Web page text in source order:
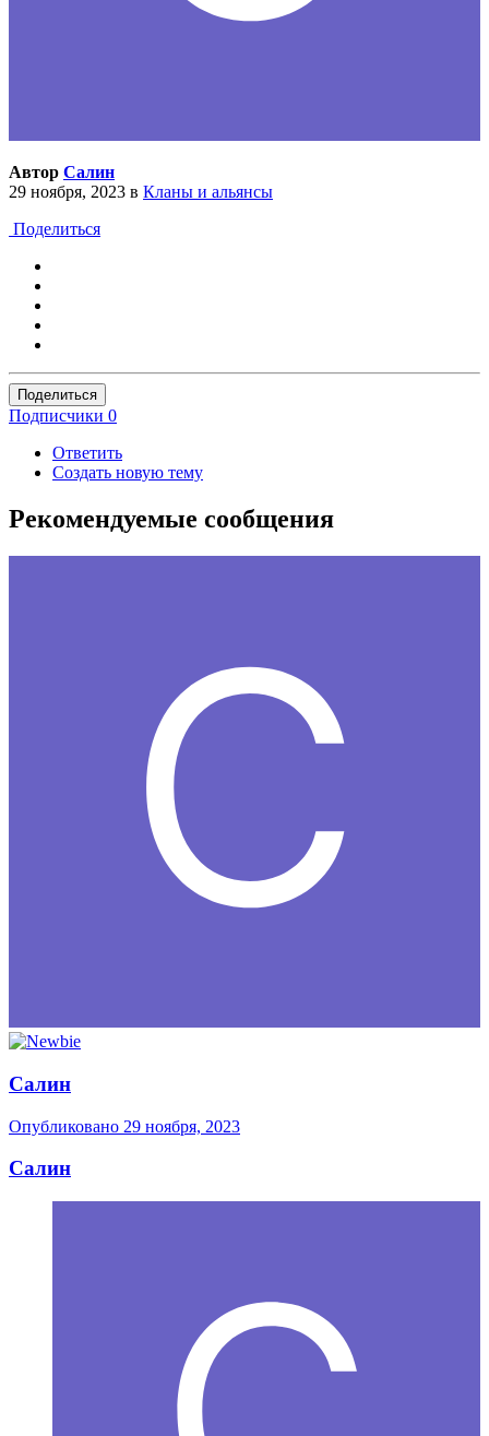
Автор Салин
29 ноября, 2023 в Кланы и альянсы
Поделиться
Поделиться
Подписчики 0
Ответить
Создать новую тему
Рекомендуемые сообщения
Салин
Опубликовано 29 ноября, 2023
Салин